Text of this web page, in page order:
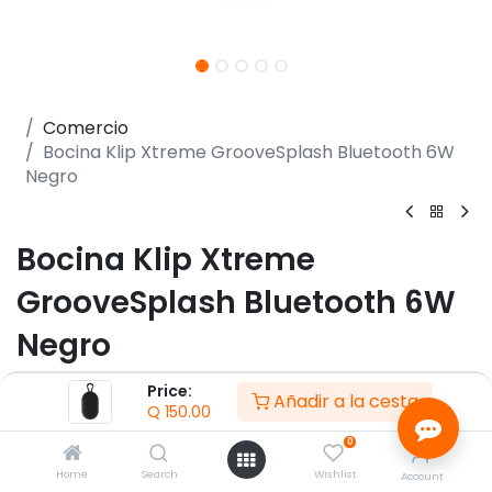
Price:
Q 150.00 Añadir a la cesta
Home Search
0
Wishlist Account
Comercio
Bocina Klip Xtreme GrooveSplash Bluetooth 6W
Negro
Bocina Klip Xtreme
GrooveSplash Bluetooth 6W
Negro
(0 reseña)
- Máxima potencia de salida (RMS): 6W
- Clasificación de resistencia al agua: Resistente al
agua: IPX71